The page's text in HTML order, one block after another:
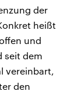
der
heißt
und
seit dem
vereinbart,
den